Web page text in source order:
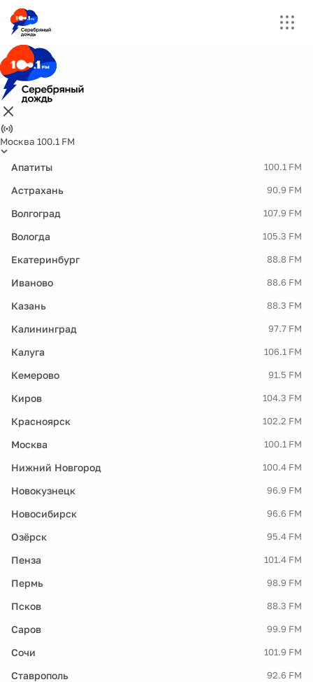
Москва 100.1 FM
Апатиты 100.1 FM
Астрахань 90.9 FM
Волгоград 107.9 FM
Вологда 105.3 FM
Екатеринбург 88.8 FM
Иваново 88.6 FM
Казань 88.3 FM
Калининград 97.7 FM
Калуга 106.1 FM
Кемерово 91.5 FM
Киров 104.3 FM
Красноярск 102.2 FM
Москва 100.1 FM
Нижний Новгород 100.4 FM
Новокузнецк 96.9 FM
Новосибирск 96.6 FM
Озёрск 95.4 FM
Пенза 101.4 FM
Пермь 98.9 FM
Псков 88.3 FM
Саров 99.9 FM
Сочи 101.9 FM
Ставрополь 92.6 FM